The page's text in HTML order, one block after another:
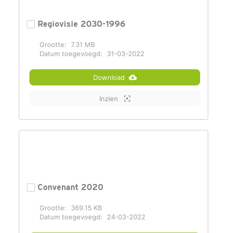
Regiovisie 2030-1996
Grootte:
7.31 MB
Datum toegevoegd:
31-03-2022
Download
Inzien
Convenant 2020
Grootte:
369.15 KB
Datum toegevoegd:
24-03-2022